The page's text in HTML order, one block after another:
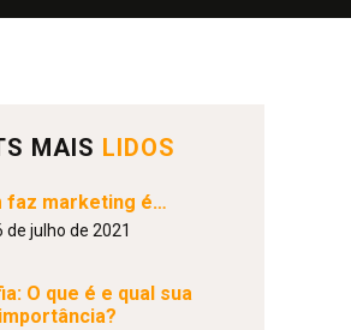
MAIS LIDOS
faz marketing é…
de julho de 2021
O que é e qual sua
importância?